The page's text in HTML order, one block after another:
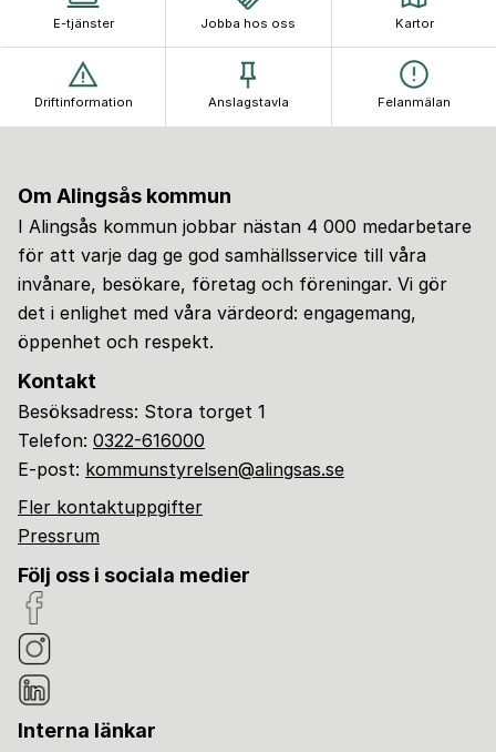
E-tjänster Jobba hos oss Kartor
Driftinformation Anslagstavla Felanmälan
Om Alingsås kommun
I Alingsås kommun jobbar nästan 4 000 medarbetare
för att varje dag ge god samhällsservice till våra
invånare, besökare, företag och föreningar. Vi gör
det i enlighet med våra värdeord: engagemang,
öppenhet och respekt.
Kontakt
Besöksadress: Stora torget 1
Telefon: 0322-616000
E-post: kommunstyrelsen@alingsas.se
Fler kontaktuppgifter
Pressrum
Följ oss i sociala medier
Interna länkar